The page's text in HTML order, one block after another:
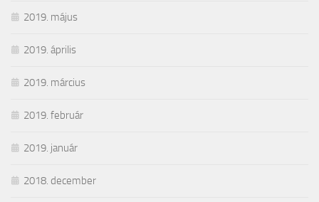
2019. május
2019. április
2019. március
2019. február
2019. január
2018. december